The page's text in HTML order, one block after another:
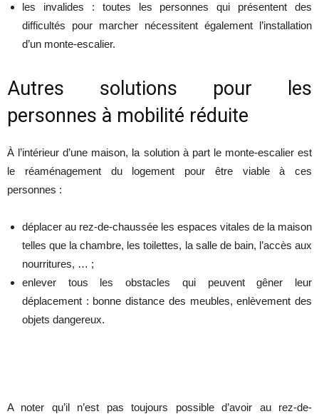
les invalides : toutes les personnes qui présentent des
difficultés pour marcher nécessitent également l’installation
d’un monte-escalier.
Autres solutions pour les
personnes à mobilité réduite
À l’intérieur d’une maison, la solution à part le monte-escalier est
le réaménagement du logement pour être viable à ces
personnes :
déplacer au rez-de-chaussée les espaces vitales de la maison
telles que la chambre, les toilettes, la salle de bain, l’accès aux
nourritures, … ;
enlever tous les obstacles qui peuvent gêner leur
déplacement : bonne distance des meubles, enlèvement des
objets dangereux.
A noter qu’il n’est pas toujours possible d’avoir au rez-de-